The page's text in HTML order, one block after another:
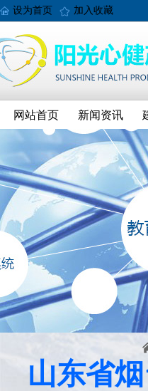
设为首页 加入收藏
网站首页 新闻资讯
山东省